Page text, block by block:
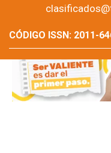
CÓDIGO ISSN: 2011-
Tolima7dias.com.co
parcial, así como su
autorización escrita
Tolima, Colombia y el